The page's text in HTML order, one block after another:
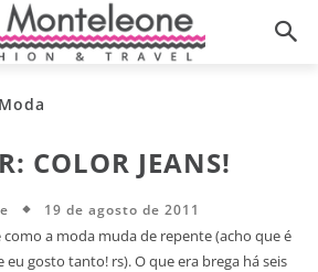
Moda
COLOR JEANS!
19 de agosto de 2011
a moda muda de repente (acho que é
gosto tanto! rs). O que era brega há seis